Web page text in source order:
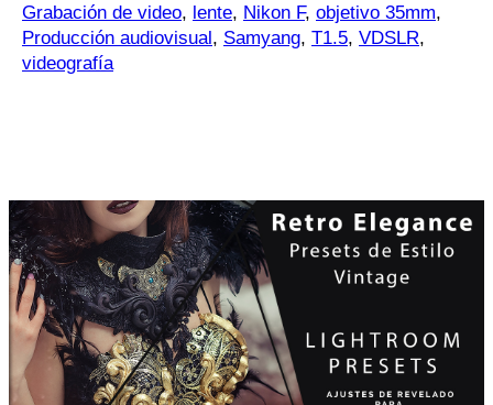
Grabación de video, lente, Nikon F, objetivo 35mm,
Producción audiovisual, Samyang, T1.5, VDSLR,
videografía